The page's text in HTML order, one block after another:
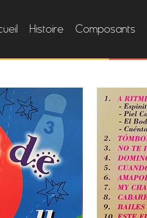
Histoire Composants